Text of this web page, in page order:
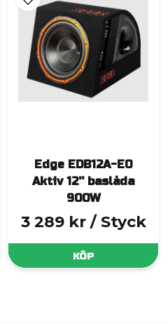
Edge EDB12A-E0
Aktiv 12'' baslåda
900W
3 289 kr / Styck
KÖP